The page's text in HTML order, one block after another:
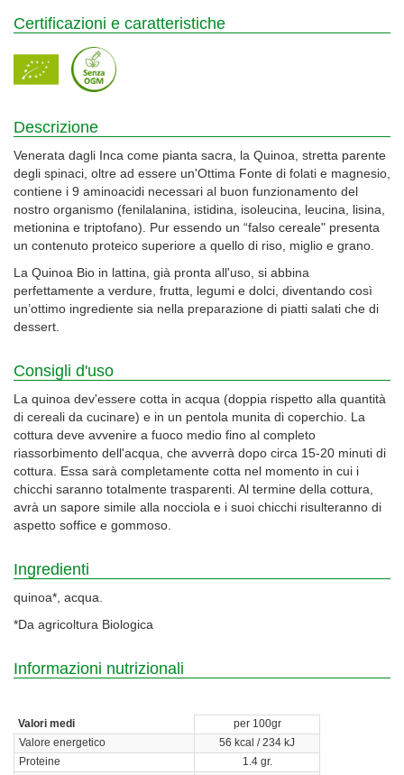
Certificazioni e caratteristiche
Descrizione
Venerata dagli Inca come pianta sacra, la Quinoa, stretta parente
degli spinaci, oltre ad essere un'Ottima Fonte di folati e magnesio,
contiene i 9 aminoacidi necessari al buon funzionamento del
nostro organismo (fenilalanina, istidina, isoleucina, leucina, lisina,
metionina e triptofano). Pur essendo un “falso cereale" presenta
un contenuto proteico superiore a quello di riso, miglio e grano.
La Quinoa Bio in lattina, già pronta all'uso, si abbina
perfettamente a verdure, frutta, legumi e dolci, diventando così
un’ottimo ingrediente sia nella preparazione di piatti salati che di
dessert.
Consigli d'uso
La quinoa dev'essere cotta in acqua (doppia rispetto alla quantità
di cereali da cucinare) e in un pentola munita di coperchio. La
cottura deve avvenire a fuoco medio fino al completo
riassorbimento dell'acqua, che avverrà dopo circa 15-20 minuti di
cottura. Essa sarà completamente cotta nel momento in cui i
chicchi saranno totalmente trasparenti. Al termine della cottura,
avrà un sapore simile alla nocciola e i suoi chicchi risulteranno di
aspetto soffice e gommoso.
Ingredienti
quinoa*, acqua.
*Da agricoltura Biologica
Informazioni nutrizionali
Valori medi
per 100gr
Valore energetico
56 kcal / 234 kJ
Proteine
1.4 gr.